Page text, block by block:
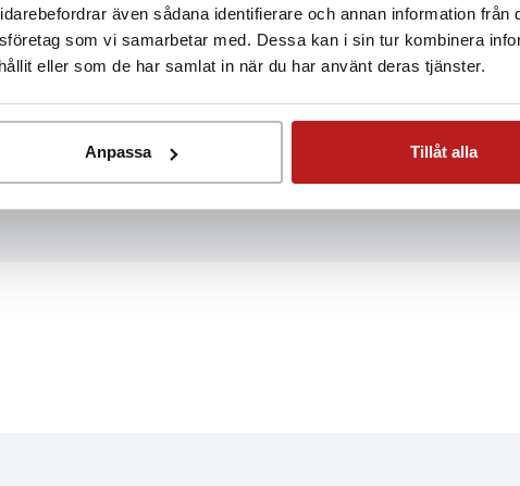
även sådana identifierare och annan information från
som vi samarbetar med. Dessa kan i sin tur kombinera
eller som de har samlat in när du har använt deras tjänster.
Anpassa Tillåt alla